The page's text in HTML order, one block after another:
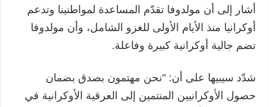
أشار إلى أن مولدوفا تقدّم المساعدة لمواطنينا وتدعم
أوكرانيا منذ الأيام الأولى للغزو الشامل، وأن مولدوفا
تضم جالية أوكرانية كبيرة وفاعلة.
شدّد سيبيها على أن: "نحن مهتمون بصدق بضمان
حصول الأوكرانيين المنتمين إلى العرقية الأوكرانية في